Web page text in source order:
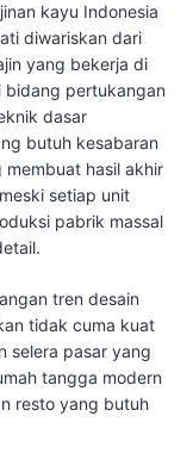
kayu Indonesia
diwariskan dari
yang bekerja di
bidang pertukangan
dasar
butuh kesabaran
hasil akhir
setiap unit
pabrik massal
tren desain
tidak cuma kuat
selera pasar yang
tangga modern
resto yang butuh